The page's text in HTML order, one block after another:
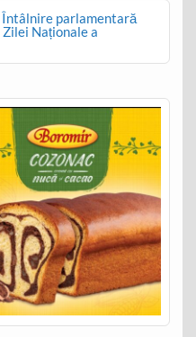
Întâlnire parlamentară
Naționale a